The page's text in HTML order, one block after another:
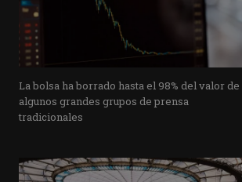
La bolsa ha borrado hasta el 98% del valor de
algunos grandes grupos de prensa
tradicionales